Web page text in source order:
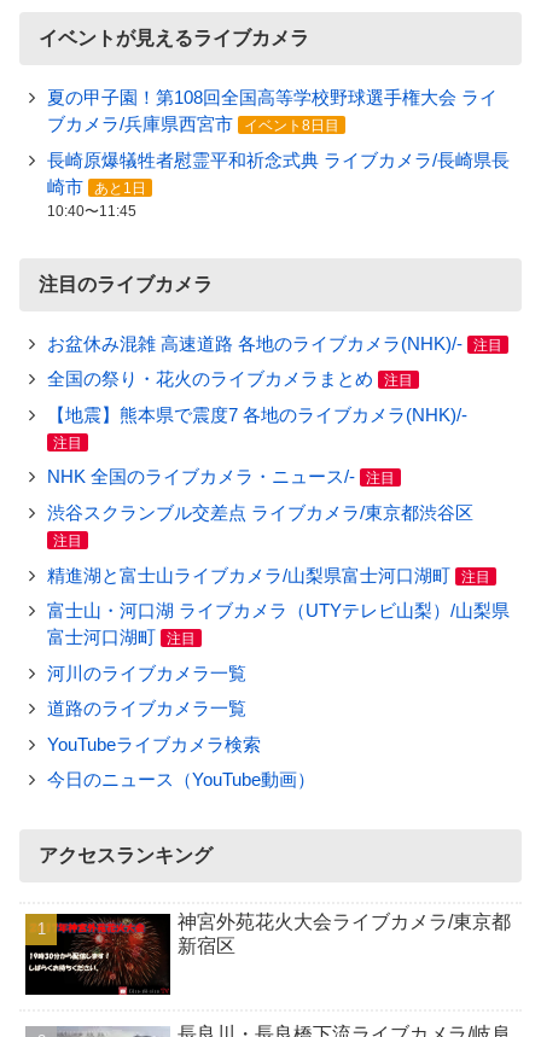
イベントが見えるライブカメラ
夏の甲子園！第108回全国高等学校野球選手権大会 ライ
ブカメラ/兵庫県西宮市
イベント8日目
長崎原爆犠牲者慰霊平和祈念式典 ライブカメラ/長崎県長
崎市
あと1日
10:40〜11:45
注目のライブカメラ
お盆休み混雑 高速道路 各地のライブカメラ(NHK)/- 注目
全国の祭り・花火のライブカメラまとめ 注目
【地震】熊本県で震度7 各地のライブカメラ(NHK)/-
注目
NHK 全国のライブカメラ・ニュース/- 注目
渋谷スクランブル交差点 ライブカメラ/東京都渋谷区
注目
精進湖と富士山ライブカメラ/山梨県富士河口湖町 注目
富士山・河口湖 ライブカメラ（UTYテレビ山梨）/山梨県
富士河口湖町
注目
河川のライブカメラ一覧
道路のライブカメラ一覧
YouTubeライブカメラ検索
今日のニュース（YouTube動画）
アクセスランキング
神宮外苑花火大会ライブカメラ/東京都
新宿区